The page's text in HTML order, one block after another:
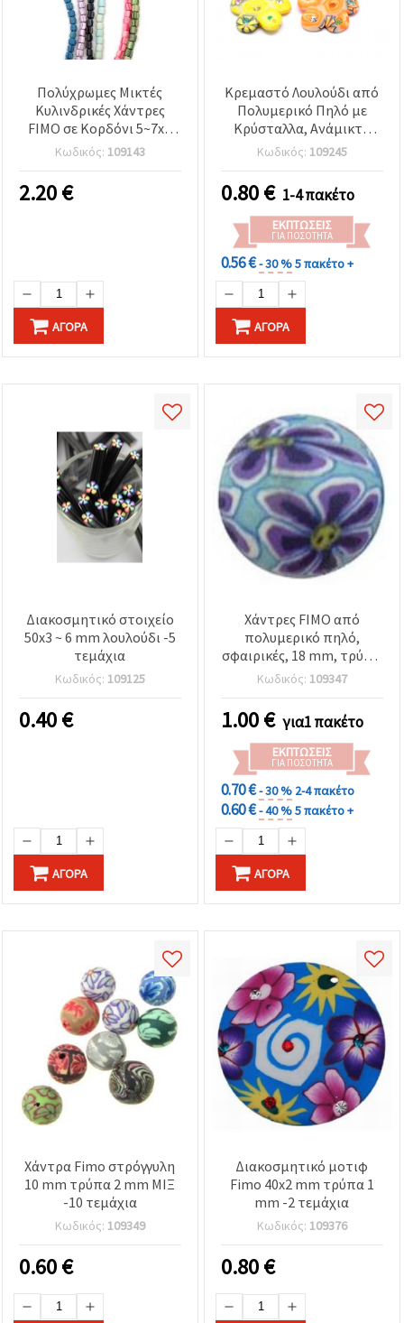
Πολύχρωμες Μικτές
Κυλινδρικές Χάντρες
FIMO σε Κορδόνι 5~7x6
mm, Τρύπα: 1,5~2 mm –
Ιδανικές για κοσμήματα,
χειροτεχνίες & DIY έργα,
Κωδικός: 109143
2.20€
ΑΓΟΡΆ
Κρεμαστό Λουλούδι από
Πολυμερικό Πηλό με
Κρύσταλλα, Ανάμικτα
Χρώματα (MIX), 24x24x3
mm, Οπή: 1,5 mm, 5 τεμ.
Κωδικός: 109245
0.80€ 1-4 πακέτο
ΕΚΠΤΏΣΕΙΣ
ΓΙΑ ΠΟΣΌΤΗΤΑ
0.56 €- 30 %5 πακέτο +
ΑΓΟΡΆ
Διακοσμητικό στοιχείο
50x3 ~ 6 mm λουλούδι -5
τεμάχια
Κωδικός: 109125
0.40€
ΑΓΟΡΆ
Χάντρες FIMO από
πολυμερικό πηλό,
σφαιρικές, 18 mm, τρύπα
2 mm, σετ 10 τεμ.
Κωδικός: 109347
1.00€ για1 πακέτο
ΕΚΠΤΏΣΕΙΣ
ΓΙΑ ΠΟΣΌΤΗΤΑ
0.70 €- 30 % 2-4 πακέτο
0.60 €- 40 %5 πακέτο +
ΑΓΟΡΆ
Χάντρα Fimo στρόγγυλη
10 mm τρύπα 2 mm ΜΙΞ
-10 τεμάχια
Κωδικός: 109349
0.60€
Διακοσμητικό μοτιφ
Fimo 40x2 mm τρύπα 1
mm -2 τεμάχια
Κωδικός: 109376
0.80€